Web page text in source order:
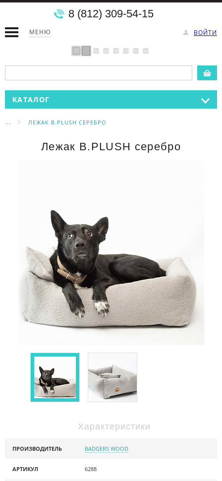
МЕНЮ ВОЙТИ
8 (812) 309-54-15
КАТАЛОГ
... ЛЕЖАК B.PLUSH СЕРЕБРО
Лежак B.PLUSH серебро
Характеристики
ПРОИЗВОДИТЕЛЬ BADGERS WOOD
АРТИКУЛ 6288